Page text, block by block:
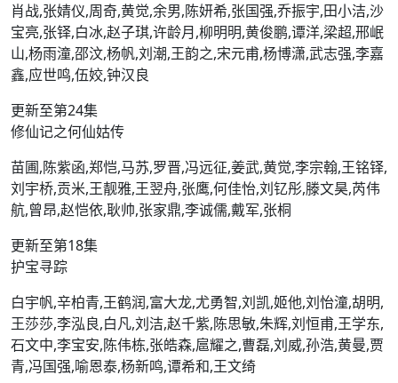
肖战,张婧仪,周奇,黄觉,余男,陈妍希,张国强,乔振宇,田小洁,沙
宝亮,张铎,白冰,赵子琪,许龄月,柳明明,黄俊鹏,谭洋,梁超,邢岷
山,杨雨潼,邵汶,杨帆,刘潮,王韵之,宋元甫,杨博潇,武志强,李嘉
鑫,应世鸣,伍姣,钟汉良
更新至第24集
修仙记之何仙姑传
苗圃,陈紫函,郑恺,马苏,罗晋,冯远征,姜武,黄觉,李宗翰,王铭铎,
刘宇桥,贡米,王靓雅,王翌舟,张鹰,何佳怡,刘钇彤,滕文昊,芮伟
航,曾昂,赵恺依,耿帅,张家鼎,李诚儒,戴军,张桐
更新至第18集
护宝寻踪
白宇帆,辛柏青,王鹤润,富大龙,尤勇智,刘凯,姬他,刘怡潼,胡明,
王莎莎,李泓良,白凡,刘洁,赵千紫,陈思敏,朱辉,刘恒甫,王学东,
石文中,李宝安,陈伟栋,张皓森,扈耀之,曹磊,刘威,孙浩,黄曼,贾
青,冯国强,喻恩泰,杨新鸣,谭希和,王文绮